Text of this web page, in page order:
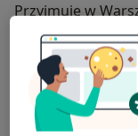
Przyjmuję w
Pierwsza wizyta
Pierwsze
poznaniu Twojej
przychodzisz.